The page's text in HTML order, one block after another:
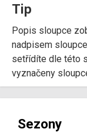
Tip
Popis sloupce
nadpisem
setřídíte dle této
vyznačeny
Sezony